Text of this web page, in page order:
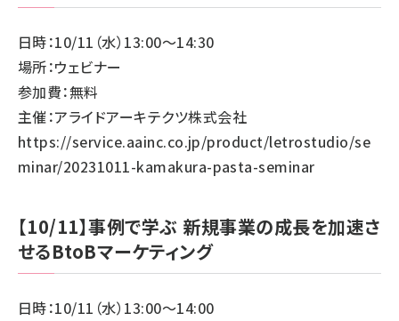
日時：10/11（水）13:00～14:30
場所：ウェビナー
参加費：無料
主催：アライドアーキテクツ株式会社
https://service.aainc.co.jp/product/letrostudio/se
minar/20231011-kamakura-pasta-seminar
【10/11】事例で学ぶ 新規事業の成長を加速さ
せるBtoBマーケティング
日時：10/11（水）13:00～14:00